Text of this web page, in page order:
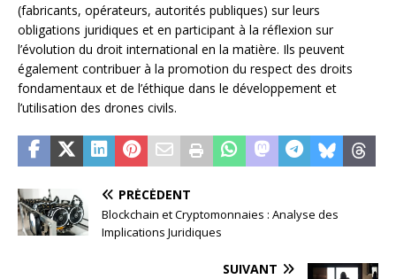
(fabricants, opérateurs, autorités publiques) sur leurs
obligations juridiques et en participant à la réflexion sur
l’évolution du droit international en la matière. Ils peuvent
également contribuer à la promotion du respect des droits
fondamentaux et de l’éthique dans le développement et
l’utilisation des drones civils.
PRÉCÉDENT
Blockchain et Cryptomonnaies : Analyse des
Implications Juridiques
SUIVANT